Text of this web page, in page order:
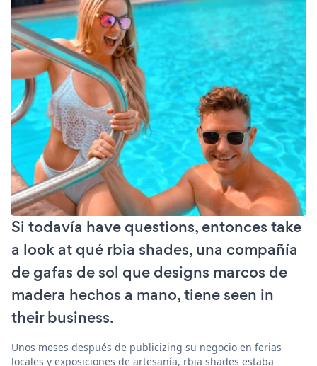
Si todavía have questions, entonces take
a look at qué rbia shades, una compañía
de gafas de sol que designs marcos de
madera hechos a mano, tiene seen in
their business.
Unos meses después de publicizing su negocio en ferias
locales y exposiciones de artesanía, rbia shades estaba